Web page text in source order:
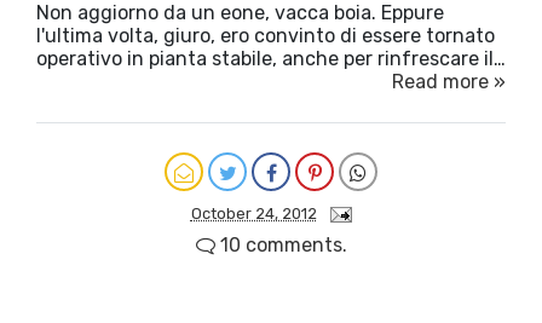
Non aggiorno da un eone, vacca boia. Eppure
l'ultima volta, giuro, ero convinto di essere tornato
operativo in pianta stabile, anche per rinfrescare il…
Read more »
October 24, 2012
10 comments.